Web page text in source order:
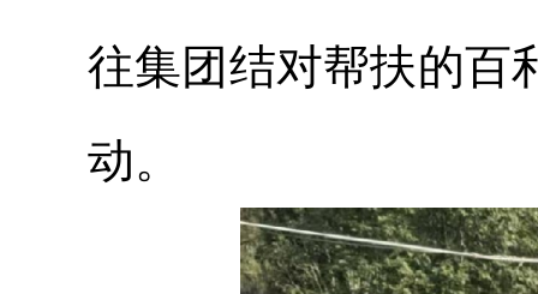
往集团结对帮扶的百
动。